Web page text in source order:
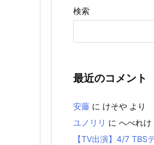
検索
最近のコメント
安藤 に けそや より
ユノリリ に へべれけ
【TV出演】4/7 TBS